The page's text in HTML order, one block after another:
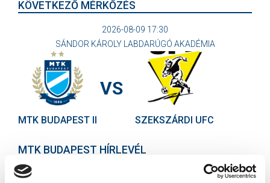
KÖVETKEZŐ MÉRKŐZÉS
2026-08-09 17:30
SÁNDOR KÁROLY LABDARÚGÓ AKADÉMIA
MTK BUDAPEST II
VS
SZEKSZÁRDI UFC
MTK BUDAPEST HÍRLEVÉL
Ne maradjon le egy eseményről sem! Iratkozzon fel ingyenes